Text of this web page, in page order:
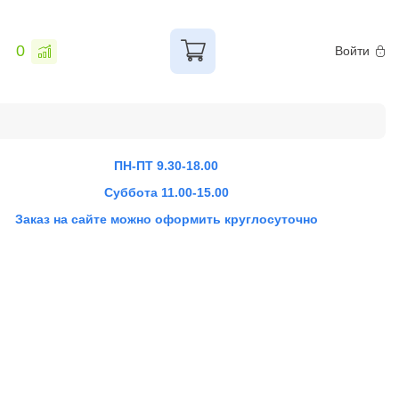
0 Войти
ПН-ПТ 9.30-18.00
Суббота 11.00-15.00
Заказ на сайте можно оформить круглосуточно